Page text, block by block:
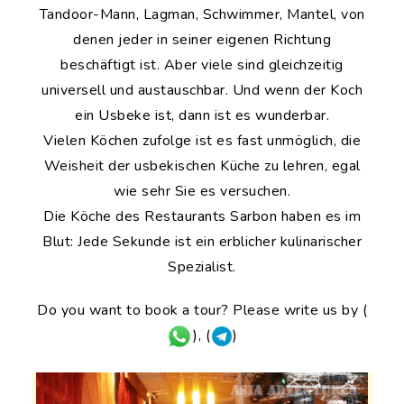
Tandoor-Mann, Lagman, Schwimmer, Mantel, von
denen jeder in seiner eigenen Richtung
beschäftigt ist. Aber viele sind gleichzeitig
universell und austauschbar. Und wenn der Koch
ein Usbeke ist, dann ist es wunderbar.
Vielen Köchen zufolge ist es fast unmöglich, die
Weisheit der usbekischen Küche zu lehren, egal
wie sehr Sie es versuchen.
Die Köche des Restaurants Sarbon haben es im
Blut: Jede Sekunde ist ein erblicher kulinarischer
Spezialist.
Do you want to book a tour? Please write us by (
), (
)